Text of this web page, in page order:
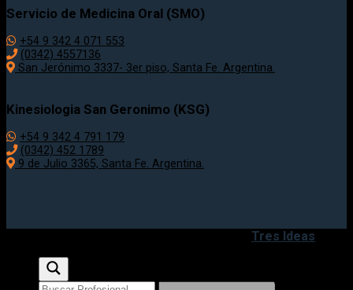
Servicio de Medicina Oral (SMO)
+54 9 342 4 071 553
(0342) 4557136
San Jerónimo 3337- 3er piso, Santa Fe. Argentina.
Kinesiologia San Geronimo (KSG)
+54 9 342 4 791 179
(0342) 452 1789
9 de Julio 3365, Santa Fe. Argentina.
Tres Ideas